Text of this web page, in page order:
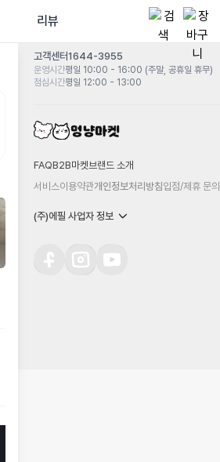
리뷰
고객센터1644-3955
운영시간평일 10:00 - 16:00 (주말, 공휴일 휴무)
점심시간평일 12:00 - 13:00
FAQB2B마켓 브랜드 소개
서비스이용약관개인정보처리방침입점/제휴 문의
(주)에필 사업자 정보